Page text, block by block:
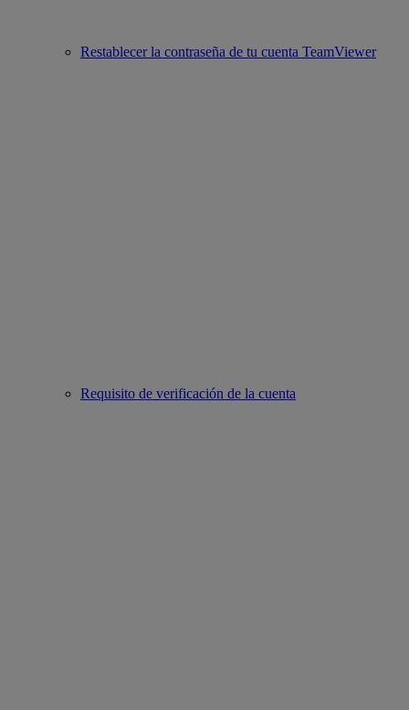
Restablecer la contraseña de tu cuenta TeamViewer
Requisito de verificación de la cuenta